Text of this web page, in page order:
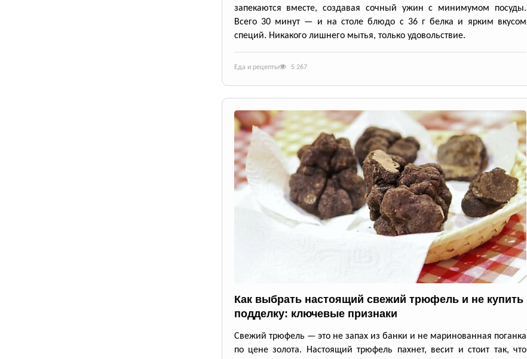
запекаются вместе, создавая сочный ужин с минимумом посуды.
Всего 30 минут — и на столе блюдо с 36 г белка и ярким вкусом
специй. Никакого лишнего мытья, только удовольствие.
Еда и рецепты 5 267
Как выбрать настоящий свежий трюфель и не купить
подделку: ключевые признаки
Свежий трюфель — это не запах из банки и не маринованная поганка
по цене золота. Настоящий трюфель пахнет, весит и стоит так, что